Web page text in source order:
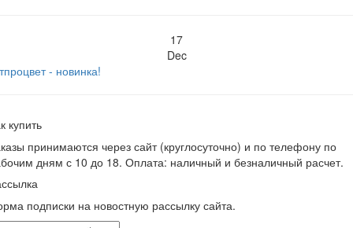
17
Dec
- новинка!
купить
принимаются через сайт (круглосуточно) и по телефону по
дням с 10 до 18. Оплата: наличный и безналичный расчет.
подписки на новостную рассылку сайта.